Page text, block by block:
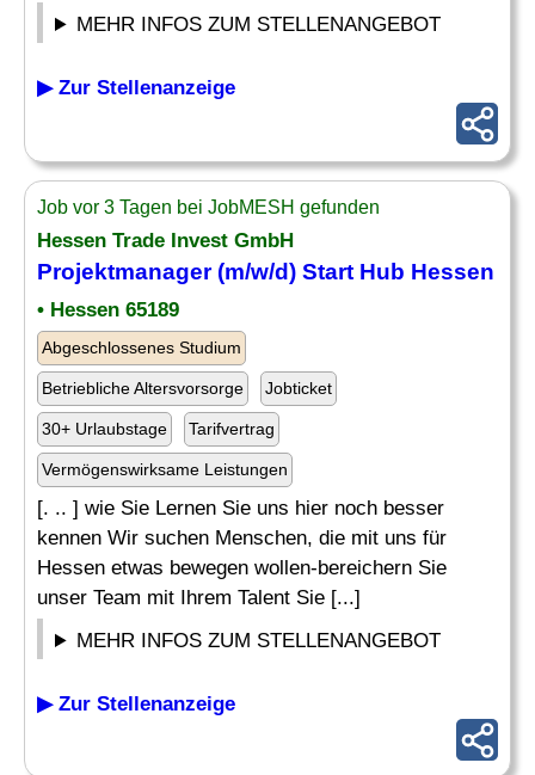
MEHR INFOS ZUM STELLENANGEBOT
▶ Zur Stellenanzeige
Job vor 3 Tagen bei JobMESH gefunden
Hessen Trade Invest GmbH
Projektmanager (m/w/d) Start Hub Hessen
• Hessen 65189
Abgeschlossenes Studium
Betriebliche Altersvorsorge Jobticket
30+ Urlaubstage Tarifvertrag
Vermögenswirksame Leistungen
[. .. ] wie Sie Lernen Sie uns hier noch besser
kennen Wir suchen Menschen, die mit uns für
Hessen etwas bewegen wollen-bereichern Sie
unser Team mit Ihrem Talent Sie [...]
MEHR INFOS ZUM STELLENANGEBOT
▶ Zur Stellenanzeige